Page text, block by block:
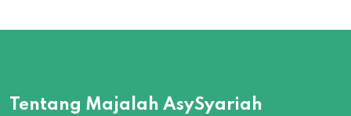
Tentang Majalah AsySyariah